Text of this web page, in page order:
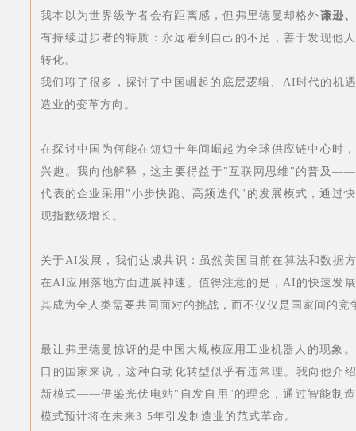
我本以为世界级学者会有距离感，但弗里德曼却格外谦逊
有持续进步者的特质 ：永远看到自己的不足，善于发现他
转化。
我们聊了很多， 探讨了中国崛起的底层逻辑、AI时代的机
造业的变革方向。
在探讨中国为何能在短短十年间崛起为全球供应链中心时
兴趣。我向他解释，这主要得益于"互联网思维"的普及
代表的企业采用"小步快跑、高频迭代"的发展模式，通过
现指数级增长。
关于AI发展，我们达成共识：虽然美国目前在算法和数据
在AI应用落地方面进展神速。值得注意的是，AI的快速发
其成为全人类需要共同面对的挑战，而不仅仅是国家间的竞
最让弗里德曼惊讶的是中国大规模应用工业机器人的现象
口的国家来说，这种自动化转型似乎有违常理。我向他介
新模式——借鉴光伏电站"自发自用"的理念，通过智能制
模式预计将在未来3-5年引发制造业的范式革命。